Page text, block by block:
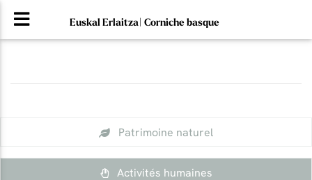
Euskal Erlaitza| Corniche basque
Patrimoine naturel
Activités humaines